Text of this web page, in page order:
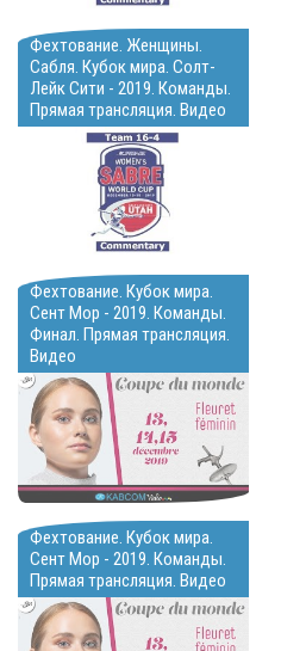
Фехтование. Женщины.
Сабля. Кубок мира. Солт-
Лейк Сити - 2019. Команды.
Прямая трансляция. Видео
Фехтование. Кубок мира.
Сент Мор - 2019. Команды.
Финал. Прямая трансляция.
Видео
Фехтование. Кубок мира.
Сент Мор - 2019. Команды.
Прямая трансляция. Видео